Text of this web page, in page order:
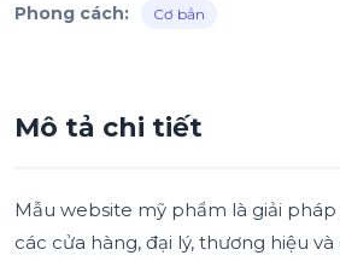
Phong cách: Cơ bản
Mô tả chi tiết
Mẫu website mỹ phẩm là giải
các cửa hàng, đại lý, thương hiệu